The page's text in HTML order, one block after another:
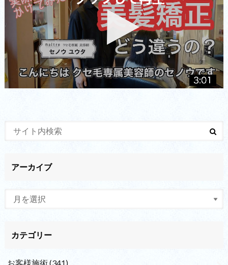
アーカイブ
カテゴリー
お客様施術(341)